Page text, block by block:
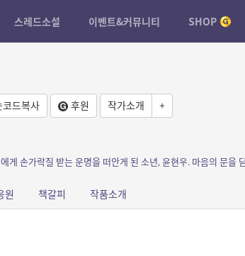
스레드소설 이벤트&커뮤니티 SHOP
코드복사 후원 작가소개 +
원 책갈피 작품소개